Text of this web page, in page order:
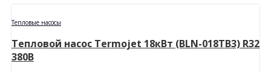
Тепловые насосы
Тепловой насос Termojet 18кВт (BLN-018TB3) R32
380В